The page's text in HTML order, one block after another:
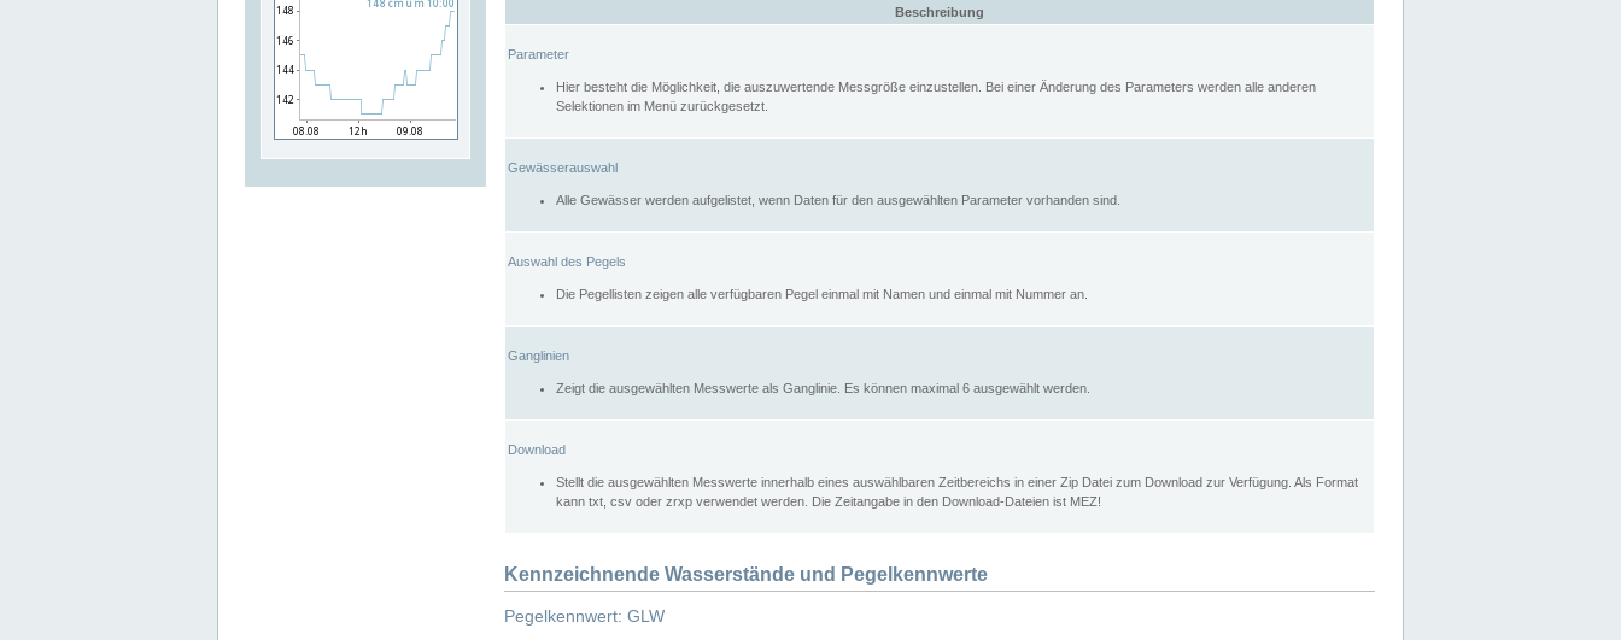
Beschreibung
Parameter
Hier besteht die Möglichkeit, die auszuwertende Messgröße einzustellen. Bei einer Änderung des Parameters werden alle anderen
Selektionen im Menü zurückgesetzt.
Gewässerauswahl
Alle Gewässer werden aufgelistet, wenn Daten für den ausgewählten Parameter vorhanden sind.
Auswahl des Pegels
Die Pegellisten zeigen alle verfügbaren Pegel einmal mit Namen und einmal mit Nummer an.
Ganglinien
Zeigt die ausgewählten Messwerte als Ganglinie. Es können maximal 6 ausgewählt werden.
Download
Stellt die ausgewählten Messwerte innerhalb eines auswählbaren Zeitbereichs in einer Zip Datei zum Download zur Verfügung. Als Format
kann txt, csv oder zrxp verwendet werden. Die Zeitangabe in den Download-Dateien ist MEZ!
Kennzeichnende Wasserstände und Pegelkennwerte
Pegelkennwert: GLW